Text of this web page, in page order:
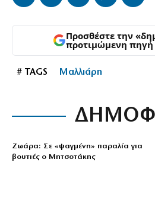
Προσθέστε την
προτιμώμενη πηγή
# TAGS Μαλλιάρη
Ζωάρα: Σε «ψαγμένη» παραλία για
βουτιές ο Μητσοτάκης